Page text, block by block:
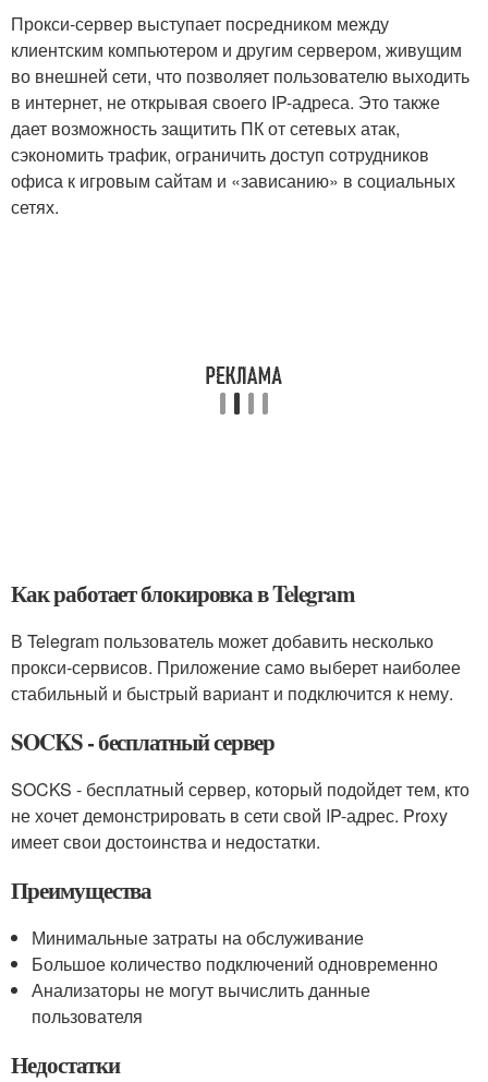
Прокси-сервер выступает посредником между
клиентским компьютером и другим сервером, живущим
во внешней сети, что позволяет пользователю выходить
в интернет, не открывая своего IP-адреса. Это также
дает возможность защитить ПК от сетевых атак,
сэкономить трафик, ограничить доступ сотрудников
офиса к игровым сайтам и «зависанию» в социальных
сетях.
Как работает блокировка в Telegram
В Telegram пользователь может добавить несколько
прокси-сервисов. Приложение само выберет наиболее
стабильный и быстрый вариант и подключится к нему.
SOCKS - бесплатный сервер
SOCKS - бесплатный сервер, который подойдет тем, кто
не хочет демонстрировать в сети свой IP-адрес. Proxy
имеет свои достоинства и недостатки.
Преимущества
Минимальные затраты на обслуживание
Большое количество подключений одновременно
Анализаторы не могут вычислить данные
пользователя
Недостатки